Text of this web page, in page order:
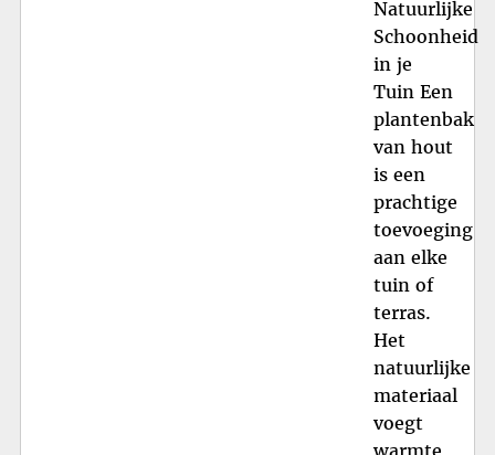
Natuurlijke
Schoonheid
in je
Tuin Een
plantenbak
van hout
is een
prachtige
toevoeging
aan elke
tuin of
terras.
Het
natuurlijke
materiaal
voegt
warmte